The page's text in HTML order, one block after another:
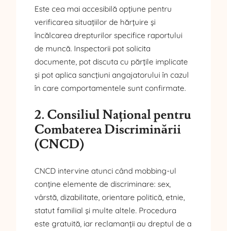
Este cea mai accesibilă opțiune pentru
verificarea situațiilor de hărțuire și
încălcarea drepturilor specifice raportului
de muncă. Inspectorii pot solicita
documente, pot discuta cu părțile implicate
și pot aplica sancțiuni angajatorului în cazul
în care comportamentele sunt confirmate.
2. Consiliul Național pentru
Combaterea Discriminării
(CNCD)
CNCD intervine atunci când mobbing-ul
conține elemente de discriminare: sex,
vârstă, dizabilitate, orientare politică, etnie,
statut familial și multe altele. Procedura
este gratuită, iar reclamanții au dreptul de a